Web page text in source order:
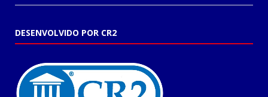
DESENVOLVIDO POR CR2